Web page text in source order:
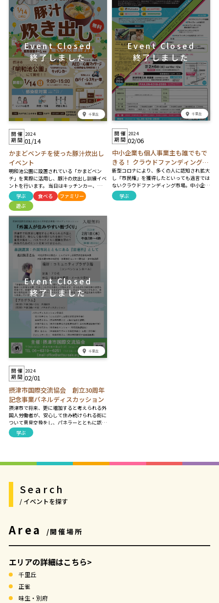
千里丘
2024
01/14
かまどベンチを使った豚汁炊出し
イベント
明和池公園に設置されている「かまどベン
チ」を実際に活用し、豚汁の炊出し訓練イベ
ントを行います。 当日はキッチンカー、摂津
市消防本部によるAED・心臓マッサージ講
習、摂津警察による白バイ・レスキュー車の
展示やシオノギレインボーストークス兵庫の
選手による交流イベントを予定！ ※雨天の
場合は中止します※ ※豚汁は用意数がすべ
て提供次第終了とさせて頂きます※
学ぶ 食べる
ファミリー
遊ぶ
千里丘
2024
02/06
中小企業も個人事業主も誰でもで
きる！ クラウドファンディングに
チャレンジ！ 「クラウドファンデ
ィング活用セミナー」
新型コロナにより、多くの人に認知され拡大
し「市民権」を獲得したといっても過言では
ないクラウドファンディング市場。中小企業
や個人事業主で「自分もクラウドファンディ
ングにチャレンジしてみたい！」という方は
学ぶ
千里丘
2024
02/01
摂津市国際交流協会 創立30周年
記念事業パネルディスカッション
摂津市で将来、更に増加すると考えられる外
国人労働者が、安心して住み続けられる街に
ついて意見交換をし、パネラーとともに認識
を深めて共生のためのヒントを見つけません
か。 【プログラム】 〈第一部〉午後2時～午
学ぶ
Search
/ イベントを探す
Area /開催場所
エリアの詳細はこちら>
千里丘
正雀
味生・別府